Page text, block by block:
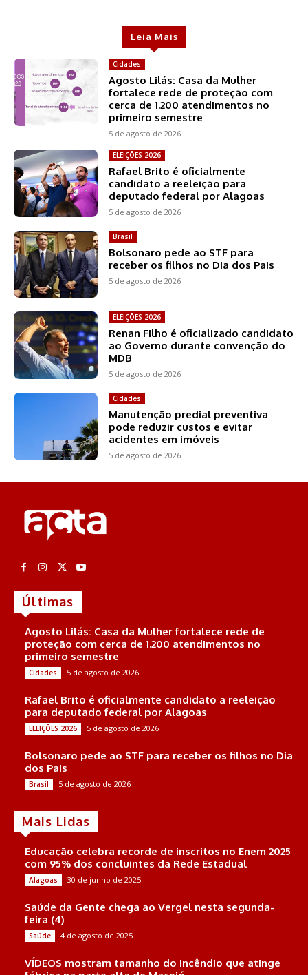
Leia Mais
Cidades
Agosto Lilás: Casa da Mulher
fortalece rede de proteção com
cerca de 1.200 atendimentos no
primeiro semestre
5 de agosto de 2026
ELEIÇÕES 2026
Rafael Brito é oficialmente
candidato a reeleição para
deputado federal por Alagoas
5 de agosto de 2026
Brasil
Bolsonaro pede ao STF para
receber os filhos no Dia dos Pais
5 de agosto de 2026
ELEIÇÕES 2026
Renan Filho é oficializado candidato
ao Governo durante convenção do
MDB
5 de agosto de 2026
Cidades
Manutenção predial preventiva
pode reduzir custos e evitar
acidentes em imóveis
5 de agosto de 2026
Últimas
Agosto Lilás: Casa da Mulher fortalece rede de
proteção com cerca de 1.200 atendimentos no
primeiro semestre
Cidades 5 de agosto de 2026
Rafael Brito é oficialmente candidato a reeleição
para deputado federal por Alagoas
ELEIÇÕES 2026 5 de agosto de 2026
Bolsonaro pede ao STF para receber os filhos no Dia
dos Pais
Brasil 5 de agosto de 2026
Mais Lidas
Educação celebra recorde de inscritos no Enem 2025
com 95% dos concluintes da Rede Estadual
Alagoas 30 de junho de 2025
Saúde da Gente chega ao Vergel nesta segunda-
feira (4)
Saúde 4 de agosto de 2025
VÍDEOS mostram tamanho do incêndio que atinge